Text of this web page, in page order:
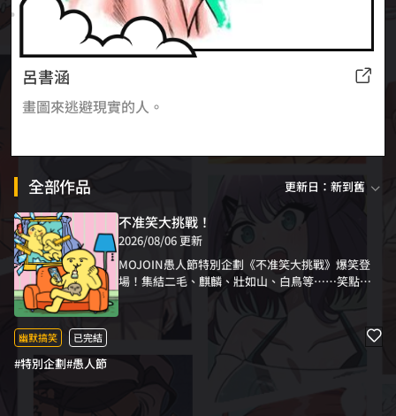
呂書涵
畫圖來逃避現實的人。
全部作品 更新日：新到舊
不准笑大挑戰！
2026/08/06 更新
MOJOIN愚人節特別企劃《不准笑大挑戰》爆笑登
場！集結二毛、麒麟、壯如山、白鳥等……笑點各
異的台灣漫畫家，打造最荒謬、最失控的故事，只
為讓你笑到停不下來！《不准笑大挑戰》，一場搞
笑高手與你之間的終極決鬥！你！能忍住不笑嗎？
幽默搞笑 已完結
#特別企劃#愚人節